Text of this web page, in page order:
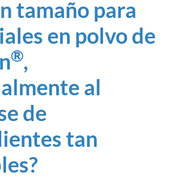
tamaño para
en polvo de
®,
al
de
tan